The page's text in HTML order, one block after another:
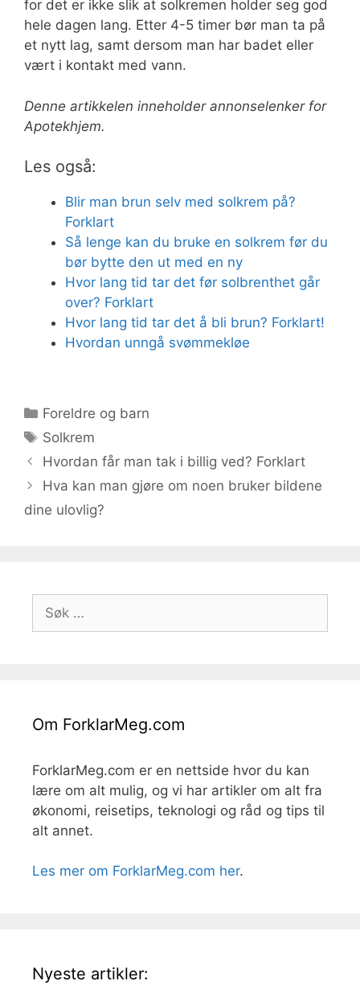
for det er ikke slik at solkremen holder seg god
hele dagen lang. Etter 4-5 timer bør man ta på
et nytt lag, samt dersom man har badet eller
vært i kontakt med vann.
Denne artikkelen inneholder annonselenker for
Apotekhjem.
Les også:
Blir man brun selv med solkrem på?
Forklart
Så lenge kan du bruke en solkrem før du
bør bytte den ut med en ny
Hvor lang tid tar det før solbrenthet går
over? Forklart
Hvor lang tid tar det å bli brun? Forklart!
Hvordan unngå svømmekløe
Kategorier
Foreldre og barn
Stikkord
Solkrem
Hvordan får man tak i billig ved? Forklart
Hva kan man gjøre om noen bruker bildene
dine ulovlig?
etter:
Om ForklarMeg.com
ForklarMeg.com er en nettside hvor du kan
lære om alt mulig, og vi har artikler om alt fra
økonomi, reisetips, teknologi og råd og tips til
alt annet.
Les mer om ForklarMeg.com her.
Nyeste artikler: